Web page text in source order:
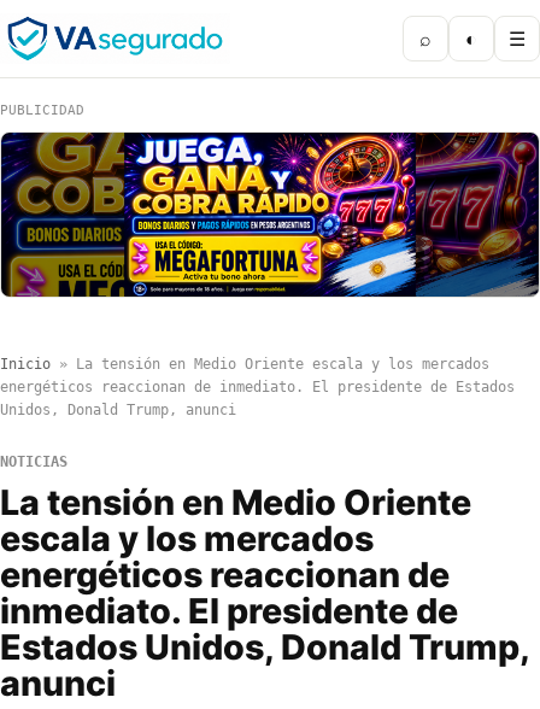
⌕ ◐ ☰
PUBLICIDAD
Inicio »
La tensión en Medio Oriente escala y los mercados
energéticos reaccionan de inmediato. El presidente de Estados
Unidos, Donald Trump, anunci
NOTICIAS
La tensión en Medio Oriente
escala y los mercados
energéticos reaccionan de
inmediato. El presidente de
Estados Unidos, Donald Trump,
anunci